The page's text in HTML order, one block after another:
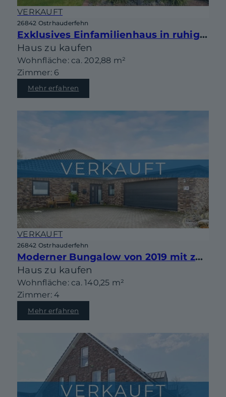
VERKAUFT
26842 Ostrhauderfehn
Exklusives Einfamilienhaus in ruhiger Lage – modern, effizient, familienfreundlich
Haus zu kaufen
Wohnfläche: ca. 202,88 m²
Zimmer: 6
Mehr erfahren
VERKAUFT
26842 Ostrhauderfehn
Moderner Bungalow von 2019 mit zahlreichen Extras – Ihr neues Zuhause wartet!
Haus zu kaufen
Wohnfläche: ca. 140,25 m²
Zimmer: 4
Mehr erfahren